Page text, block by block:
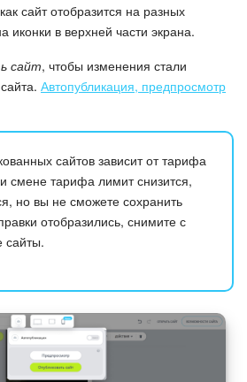
сайт отобразится на разных
иконки в верхней части экрана.
сайт, чтобы изменения стали
Автопубликация, предпросмотр
сайтов зависит от тарифа
смене тарифа лимит снизится,
но вы не сможете сохранить
отобразились, снимите с
сайты.